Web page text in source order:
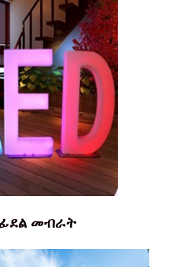
ፊደል መብራት